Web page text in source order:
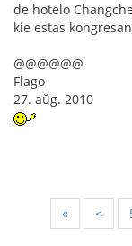
de hotelo
kie estas
@@@@@@
Flago
27. aŭg. 2010
« <